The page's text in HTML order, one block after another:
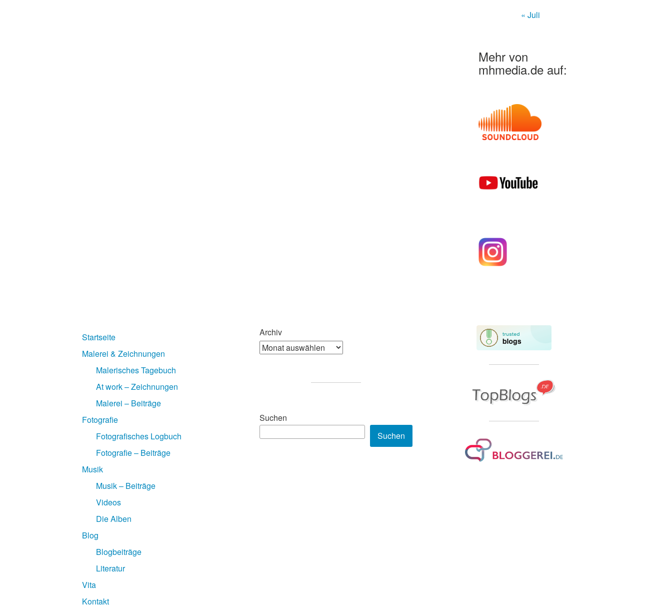
« Juli
Mehr von
mhmedia.de auf:
Startseite
Malerei & Zeichnungen
Malerisches Tagebuch
At work – Zeichnungen
Malerei – Beiträge
Fotografie
Fotografisches Logbuch
Fotografie – Beiträge
Musik
Musik – Beiträge
Videos
Die Alben
Blog
Blogbeiträge
Literatur
Vita
Kontakt
Archiv
Suchen
Suchen